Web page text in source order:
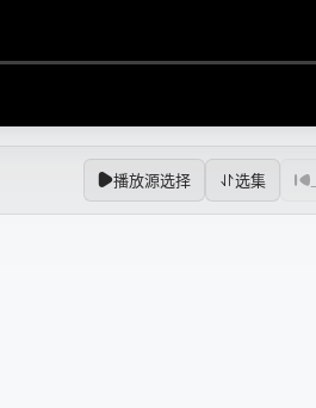
播放源选择 选集